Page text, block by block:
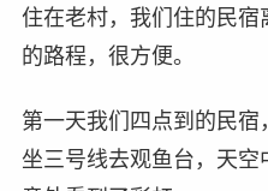
住在老村，我们住的民
的路程，很方便。
第一天我们四点到的民
坐三号线去观鱼台，天